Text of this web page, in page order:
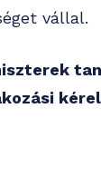
vállal.